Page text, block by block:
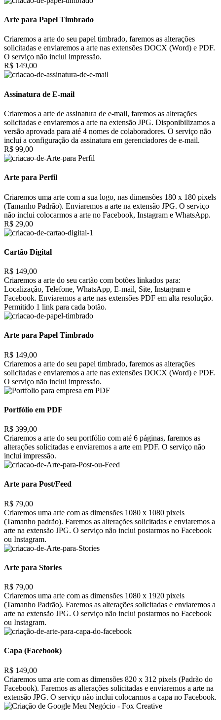
Arte para Papel Timbrado
Criaremos a arte do seu papel timbrado, faremos as alterações
solicitadas e enviaremos a arte nas extensões DOCX (Word) e PDF.
O serviço não inclui impressão.
R$ 149,00
Assinatura de E-mail
Criaremos a arte de assinatura de e-mail, faremos as alterações
solicitadas e enviaremos a arte na extensão JPG. Disponibilizamos a
versão aprovada para até 4 nomes de colaboradores. O serviço não
inclui a configuração da assinatura em gerenciadores de e-mail.
R$ 99,00
Arte para Perfil
Criaremos uma arte com a sua logo, nas dimensões 180 x 180 pixels
(Tamanho Padrão). Enviaremos a arte na extensão JPG. O serviço
não inclui colocarmos a arte no Facebook, Instagram e WhatsApp.
R$ 29,00
Cartão Digital
R$ 149,00
Criaremos a arte do seu cartão com botões linkados para:
Localização, Telefone, WhatsApp, E-mail, Site, Instagram e
Facebook. Enviaremos a arte nas extensões PDF em alta resolução.
Permitido 1 link para cada botão.
Arte para Papel Timbrado
R$ 149,00
Criaremos a arte do seu papel timbrado, faremos as alterações
solicitadas e enviaremos a arte nas extensões DOCX (Word) e PDF.
O serviço não inclui impressão.
Portfólio em PDF
R$ 399,00
Criaremos a arte do seu portfólio com até 6 páginas, faremos as
alterações solicitadas e enviaremos a arte em PDF. O serviço não
inclui impressão.
Arte para Post/Feed
R$ 79,00
Criaremos uma arte com as dimensões 1080 x 1080 pixels
(Tamanho padrão). Faremos as alterações solicitadas e enviaremos a
arte na extensão JPG. O serviço não inclui postarmos no Facebook
ou Instagram.
Arte para Stories
R$ 79,00
Criaremos uma arte com as dimensões 1080 x 1920 pixels
(Tamanho Padrão). Faremos as alterações solicitadas e enviaremos a
arte na extensão JPG. O serviço não inclui postarmos no Facebook
ou Instagram.
Capa (Facebook)
R$ 149,00
Criaremos uma arte com as dimensões 820 x 312 pixels (Padrão do
Facebook). Faremos as alterações solicitadas e enviaremos a arte na
extensão JPG. O serviço não inclui colocarmos a capa no Facebook.